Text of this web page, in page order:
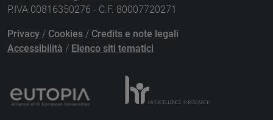
P.IVA 00816350276 - C.F. 80007720271
Privacy / Cookies / Credits e note legali
Accessibilità / Elenco siti tematici